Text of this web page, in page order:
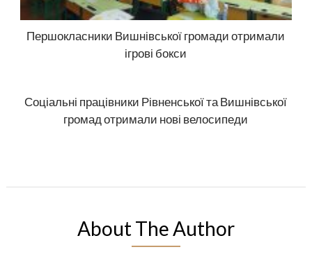
Першокласники Вишнівської громади отримали
ігрові бокси
Соціальні працівники Рівненської та Вишнівської
громад отримали нові велосипеди
About The Author